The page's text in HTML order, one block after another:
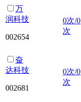
万
润科技
002654
0次/0
次
奋
达科技
002681
0次/0
次